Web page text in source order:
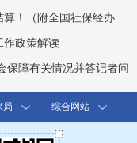
国社保经办机构联系方式）
作政策解读
保障有关情况并答记者问
局 综合网站